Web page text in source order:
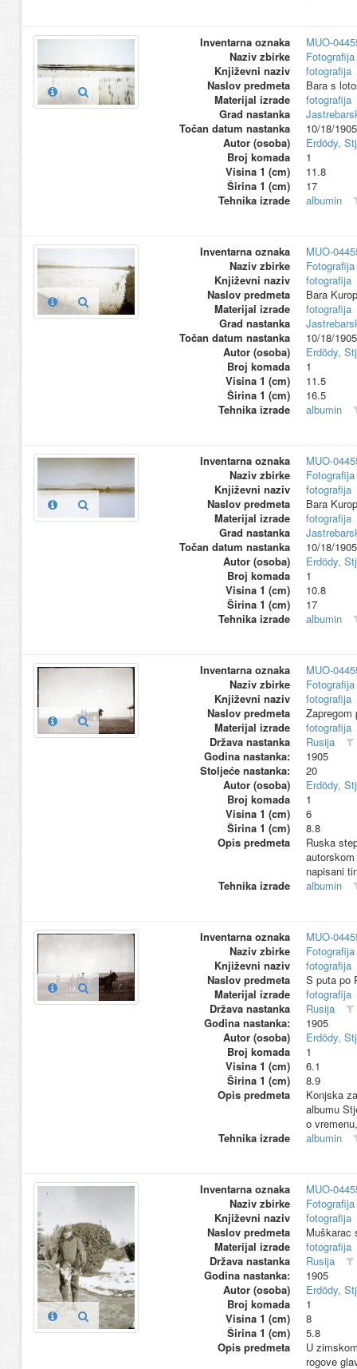
Inventarna oznaka
MUO-
Naziv zbirke
Književni naziv
fotografija
Naslov predmeta
Bara s
Materijal izrade
fotografija
Grad nastanka
Točan datum nastanka
10/18/1905
Autor (osoba)
Erdödy,
Broj komada
1
Visina 1 (cm)
11.8
Širina 1 (cm)
17
Tehnika izrade
albumin
Inventarna oznaka
MUO-
Naziv zbirke
Književni naziv
fotografija
Naslov predmeta
Bara
Materijal izrade
fotografija
Grad nastanka
Točan datum nastanka
10/18/1905
Autor (osoba)
Erdödy,
Broj komada
1
Visina 1 (cm)
11.5
Širina 1 (cm)
16.5
Tehnika izrade
albumin
Inventarna oznaka
MUO-
Naziv zbirke
Književni naziv
fotografija
Naslov predmeta
Bara
Materijal izrade
fotografija
Grad nastanka
Točan datum nastanka
10/18/1905
Autor (osoba)
Erdödy,
Broj komada
1
Visina 1 (cm)
10.8
Širina 1 (cm)
17
Tehnika izrade
albumin
Inventarna oznaka
MUO-
Naziv zbirke
Književni naziv
fotografija
Naslov predmeta
Zapregom
Materijal izrade
fotografija
Država nastanka
Rusija
Godina nastanka:
1905
Stoljeće nastanka:
20
Autor (osoba)
Erdödy,
Broj komada
1
Visina 1 (cm)
6
Širina 1 (cm)
8.8
Opis predmeta
Ruska
napisani
Tehnika izrade
albumin
Inventarna oznaka
MUO-
Naziv zbirke
Književni naziv
fotografija
Naslov predmeta
S puta po
Materijal izrade
fotografija
Država nastanka
Rusija
Godina nastanka:
1905
Autor (osoba)
Erdödy,
Broj komada
1
Visina 1 (cm)
6.1
Širina 1 (cm)
8.9
Opis predmeta
Konjska
albumu
o
Tehnika izrade
albumin
Inventarna oznaka
MUO-
Naziv zbirke
Književni naziv
fotografija
Naslov predmeta
Muškarac
Materijal izrade
fotografija
Država nastanka
Rusija
Godina nastanka:
1905
Autor (osoba)
Erdödy,
Broj komada
1
Visina 1 (cm)
8
Širina 1 (cm)
5.8
Opis predmeta
U
rogove